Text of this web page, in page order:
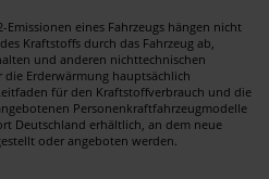
eines Fahrzeugs hängen nicht
Kraftstoffs durch das Fahrzeug ab,
und anderen nichttechnischen
Erderwärmung hauptsächlich
für den Kraftstoffverbrauch und die
Personenkraftfahrzeugmodelle
Deutschland erhältlich, an dem neue
oder angeboten werden.